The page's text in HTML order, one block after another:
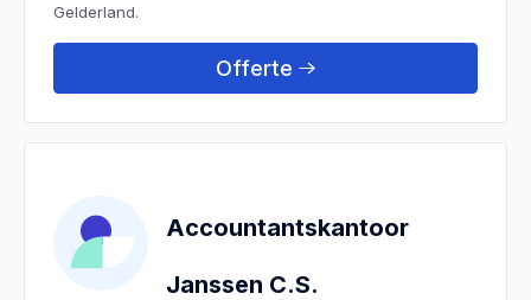
Gelderland.
Offerte
Accountantskantoor
Janssen C.S.